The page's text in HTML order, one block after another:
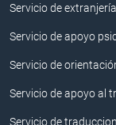
Servicio de extranjería
Servicio de apoyo
Servicio de
Servicio de apoyo al
Servicio de